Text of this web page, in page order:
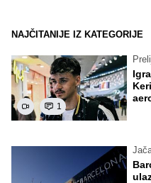
NAJČITANIJE IZ KATEGORIJE
1